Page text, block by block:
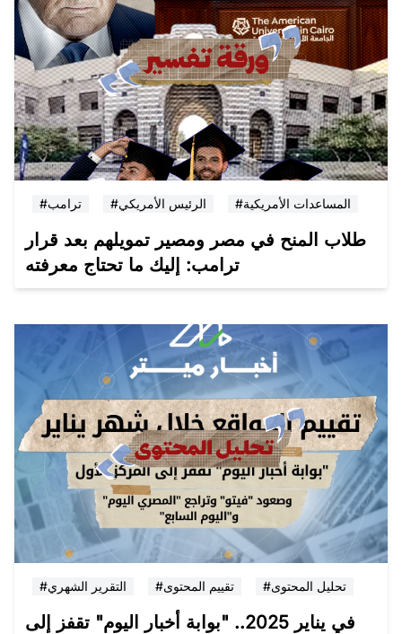
#ترامب #الرئيس الأمريكي #المساعدات الأمريكية
طلاب المنح في مصر ومصير تمويلهم بعد قرار
ترامب: إليك ما تحتاج معرفته
#التقرير الشهري #تقييم المحتوى #تحليل المحتوى
في يناير 2025.. "بوابة أخبار اليوم" تقفز إلى